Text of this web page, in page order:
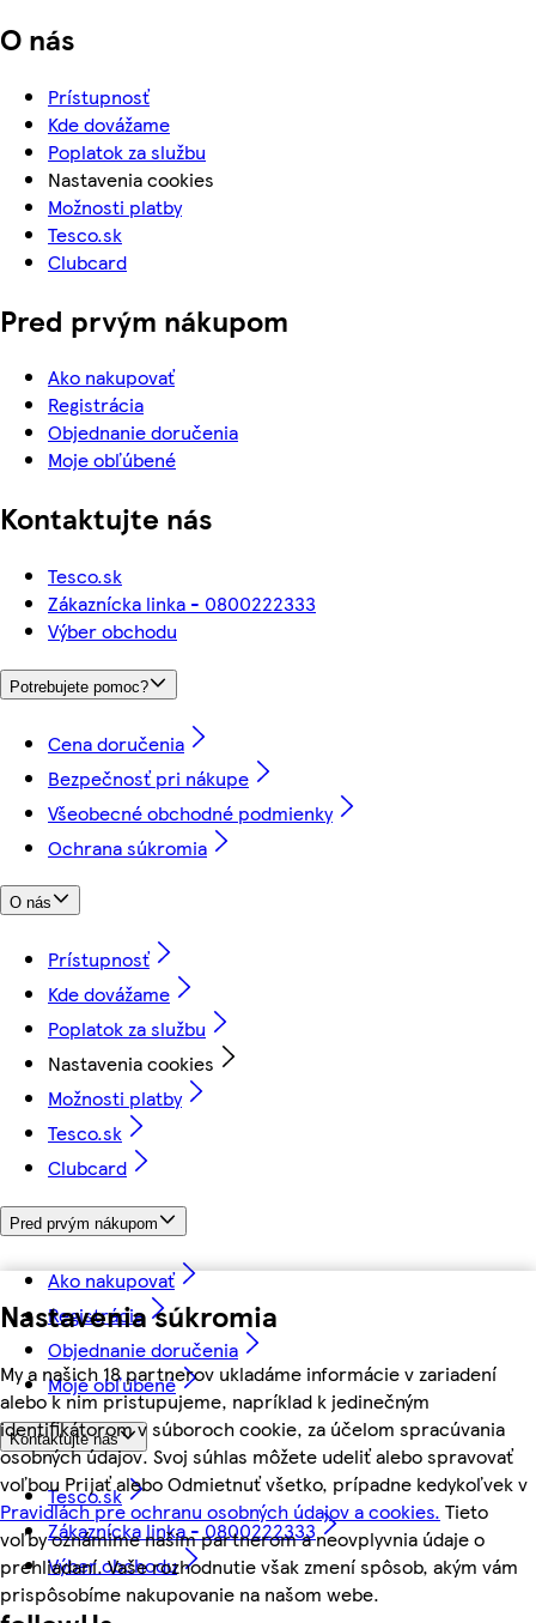
Nastavenia súkromia
My a našich 18 partnerov ukladáme informácie v zariadení
alebo k nim pristupujeme, napríklad k jedinečným
identifikátorom v súboroch cookie, za účelom spracúvania
osobných údajov. Svoj súhlas môžete udeliť alebo spravovať
voľbou Prijať alebo Odmietnuť všetko, prípadne kedykoľvek v
Pravidlách pre ochranu osobných údajov a cookies. Tieto
voľby oznámime našim partnerom a neovplyvnia údaje o
prehliadaní. Vaše rozhodnutie však zmení spôsob, akým vám
prispôsobíme nakupovanie na našom webe.
O nás
Prístupnosť
Kde dovážame
Poplatok za službu
Nastavenia cookies
Možnosti platby
Tesco.sk
Clubcard
Pred prvým nákupom
Ako nakupovať
Registrácia
Objednanie doručenia
Moje obľúbené
Kontaktujte nás
Tesco.sk
Zákaznícka linka - 0800222333
Výber obchodu
Potrebujete pomoc?
Cena doručenia
Bezpečnosť pri nákupe
Všeobecné obchodné podmienky
Ochrana súkromia
O nás
Prístupnosť
Kde dovážame
Poplatok za službu
Nastavenia cookies
Možnosti platby
Tesco.sk
Clubcard
Pred prvým nákupom
Ako nakupovať
Registrácia
Objednanie doručenia
Moje obľúbené
Kontaktujte nás
Tesco.sk
Zákaznícka linka - 0800222333
Výber obchodu